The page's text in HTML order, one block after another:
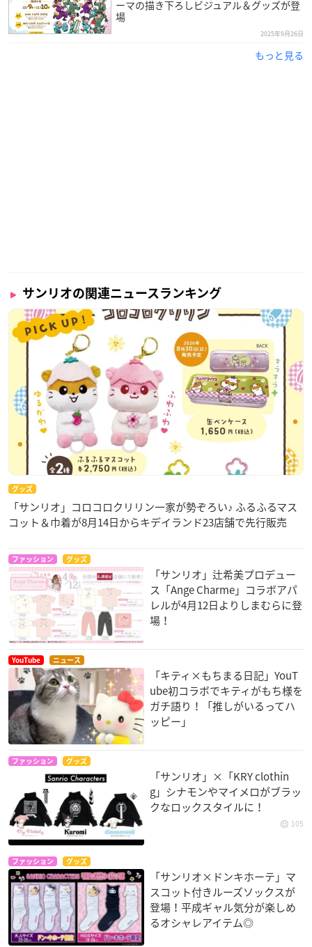
ーマの描き下ろしビジュアル＆グッズが登
場
2025年9月26日
もっと見る
サンリオの関連ニュースランキング
グッズ
「サンリオ」コロコロクリリン一家が勢ぞろい♪ ふるふるマス
コット＆巾着が8月14日からキデイランド23店舗で先行販売
ファッション グッズ
「サンリオ」辻希美プロデュー
ス「Ange Charme」コラボアパ
レルが4月12日よりしまむらに登
場！
YouTube ニュース
「キティ×もちまる日記」YouT
ube初コラボでキティがもち様を
ガチ語り！「推しがいるってハ
ッピー」
ファッション グッズ
「サンリオ」×「KRY clothin
g」シナモンやマイメロがブラッ
クなロックスタイルに！
105
ファッション グッズ
「サンリオ×ドンキホーテ」マ
スコット付きルーズソックスが
登場！平成ギャル気分が楽しめ
るオシャレアイテム◎